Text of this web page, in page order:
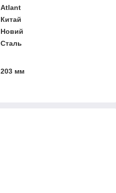
Atlant
Китай
Новий
Сталь
203 мм